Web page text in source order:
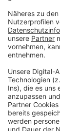
auch tödlich
vom Virus-
gefährliche
Anzeige